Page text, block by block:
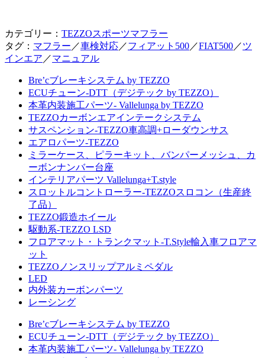
カテゴリー： TEZZOスポーツマフラー
タグ： マフラー ／車検対応／フィアット500／FIAT500／ツ
インエア ／マニュアル
Bre’cブレーキシステム by TEZZO
ECUチューン-DTT（デジテック by TEZZO）
本革内装施工パーツ- Vallelunga by TEZZO
TEZZOカーボンエアインテークシステム
サスペンション-TEZZO車高調+ローダウンサス
エアロパーツ-TEZZO
ミラーケース、ピラーキット、バンパーメッシュ、カ
ーボンナンバー台座
インテリアパーツ Vallelunga+T.style
スロットルコントローラー-TEZZOスロコン（生産終
了品）
TEZZO鍛造ホイール
駆動系-TEZZO LSD
フロアマット・トランクマット-T.Style輸入車フロアマ
ット
TEZZOノンスリップアルミペダル
LED
内外装カーボンパーツ
レーシング
Bre’cブレーキシステム by TEZZO
ECUチューン-DTT（デジテック by TEZZO）
本革内装施工パーツ- Vallelunga by TEZZO